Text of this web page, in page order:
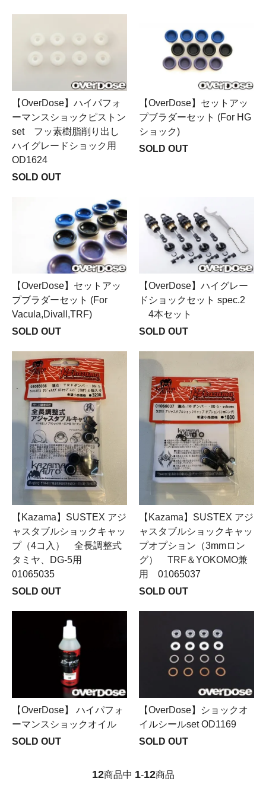
【OverDose】ハイパフォ
ーマンスショックピストン
set フッ素樹脂削り出し
ハイグレードショック用
OD1624
SOLD OUT
【OverDose】セットアッ
プブラダーセット (For HG
ショック)
SOLD OUT
【OverDose】セットアッ
プブラダーセット (For
Vacula,Divall,TRF)
SOLD OUT
【OverDose】ハイグレー
ドショックセット spec.2
4本セット
SOLD OUT
【Kazama】SUSTEX アジ
ャスタブルショックキャッ
プ（4コ入） 全長調整式
タミヤ、DG-5用
01065035
SOLD OUT
【Kazama】SUSTEX アジ
ャスタブルショックキャッ
プオプション（3mmロン
グ） TRF＆YOKOMO兼
用 01065037
SOLD OUT
【OverDose】 ハイパフォ
ーマンスショックオイル
SOLD OUT
【OverDose】ショックオ
イルシールset OD1169
SOLD OUT
12商品中 1-12商品